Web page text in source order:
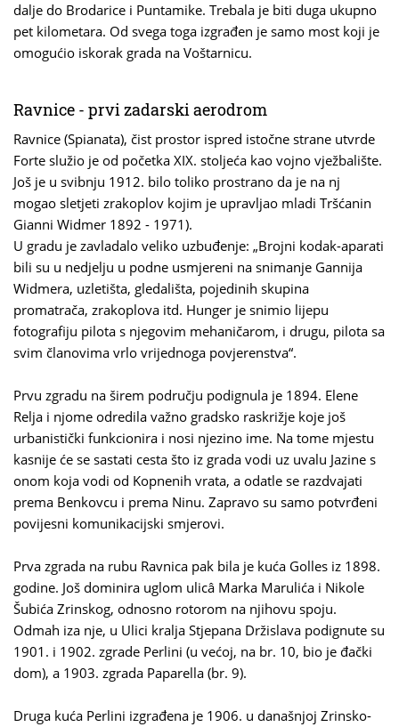
dalje do Brodarice i Puntamike. Trebala je biti duga ukupno
pet kilometara. Od svega toga izgrađen je samo most koji je
omogućio iskorak grada na Voštarnicu.
Ravnice - prvi zadarski aerodrom
Ravnice (Spianata), čist prostor ispred istočne strane utvrde
Forte služio je od početka XIX. stoljeća kao vojno vježbalište.
Još je u svibnju 1912. bilo toliko prostrano da je na nj
mogao sletjeti zrakoplov kojim je upravljao mladi Tršćanin
Gianni Widmer 1892 - 1971).
U gradu je zavladalo veliko uzbuđenje: „Brojni kodak-aparati
bili su u nedjelju u podne usmjereni na snimanje Gannija
Widmera, uzletišta, gledališta, pojedinih skupina
promatrača, zrakoplova itd. Hunger je snimio lijepu
fotografiju pilota s njegovim mehaničarom, i drugu, pilota sa
svim članovima vrlo vrijednoga povjerenstva“.
Prvu zgradu na širem području podignula je 1894. Elene
Relja i njome odredila važno gradsko raskrižje koje još
urbanistički funkcionira i nosi njezino ime. Na tome mjestu
kasnije će se sastati cesta što iz grada vodi uz uvalu Jazine s
onom koja vodi od Kopnenih vrata, a odatle se razdvajati
prema Benkovcu i prema Ninu. Zapravo su samo potvrđeni
povijesni komunikacijski smjerovi.
Prva zgrada na rubu Ravnica pak bila je kuća Golles iz 1898.
godine. Još dominira uglom ulicâ Marka Marulića i Nikole
Šubića Zrinskog, odnosno rotorom na njihovu spoju.
Odmah iza nje, u Ulici kralja Stjepana Držislava podignute su
1901. i 1902. zgrade Perlini (u većoj, na br. 10, bio je đački
dom), a 1903. zgrada Paparella (br. 9).
Druga kuća Perlini izgrađena je 1906. u današnjoj Zrinsko-